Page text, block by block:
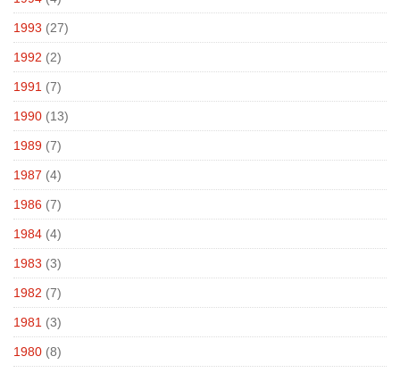
1993 (27)
1992 (2)
1991 (7)
1990 (13)
1989 (7)
1987 (4)
1986 (7)
1984 (4)
1983 (3)
1982 (7)
1981 (3)
1980 (8)